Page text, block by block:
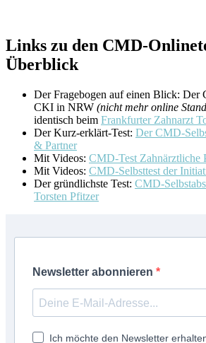
Links zu den CMD-
Überblick
Der Fragebogen auf einen Blick: Der
CKI in NRW (nicht mehr online
identisch beim Frankfurter Zahnarzt
Der Kurz-erklärt-Test: Der CMD-
& Partner
Mit Videos: CMD-Test Zahnärztliche
Mit Videos: CMD-Selbsttest der
Der gründlichste Test: CMD-
Torsten Pfitzer
Newsletter abonnieren
Ich möchte den Newsletter